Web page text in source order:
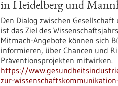
in Heidelberg und
Den Dialog zwischen
ist das Ziel des
Mitmach-Angebote können sich
informieren, über Chancen und
Präventionsprojekten mitwirken.
https://
zur-